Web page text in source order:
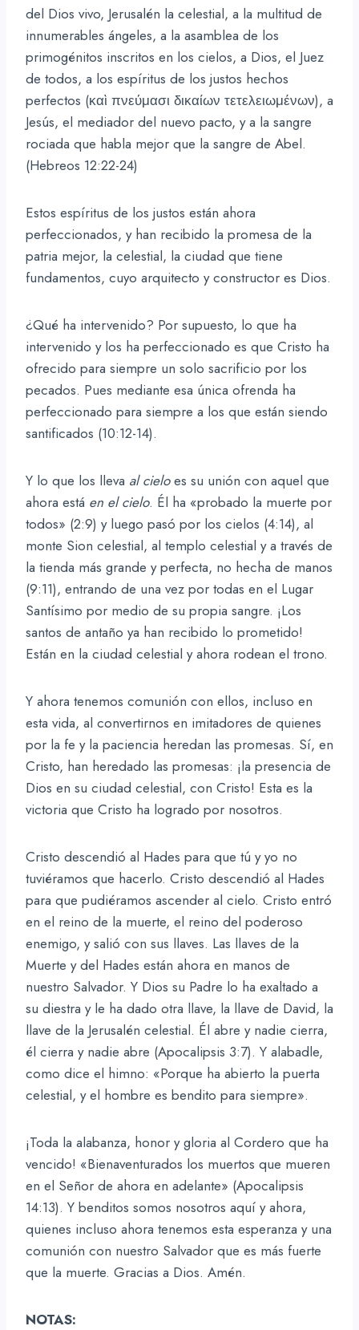
del Dios vivo, Jerusalén la celestial, a la multitud de
innumerables ángeles, a la asamblea de los
primogénitos inscritos en los cielos, a Dios, el Juez
de todos, a los espíritus de los justos hechos
perfectos (καὶ πνεύμασι δικαίων τετελειωμένων), a
Jesús, el mediador del nuevo pacto, y a la sangre
rociada que habla mejor que la sangre de Abel.
(Hebreos 12:22-24)
Estos espíritus de los justos están ahora
perfeccionados, y han recibido la promesa de la
patria mejor, la celestial, la ciudad que tiene
fundamentos, cuyo arquitecto y constructor es Dios.
¿Qué ha intervenido? Por supuesto, lo que ha
intervenido y los ha perfeccionado es que Cristo ha
ofrecido para siempre un solo sacrificio por los
pecados. Pues mediante esa única ofrenda ha
perfeccionado para siempre a los que están siendo
santificados (10:12-14).
Y lo que los lleva al cieloes su unión con aquel que
ahora está en el cielo. Él ha «probado la muerte por
todos» (2:9) y luego pasó por los cielos (4:14), al
monte Sion celestial, al templo celestial y a través de
la tienda más grande y perfecta, no hecha de manos
(9:11), entrando de una vez por todas en el Lugar
Santísimo por medio de su propia sangre. ¡Los
santos de antaño ya han recibido lo prometido!
Están en la ciudad celestial y ahora rodean el trono.
Y ahora tenemos comunión con ellos, incluso en
esta vida, al convertirnos en imitadores de quienes
por la fe y la paciencia heredan las promesas. Sí, en
Cristo, han heredado las promesas: ¡la presencia de
Dios en su ciudad celestial, con Cristo! Esta es la
victoria que Cristo ha logrado por nosotros.
Cristo descendió al Hades para que tú y yo no
tuviéramos que hacerlo. Cristo descendió al Hades
para que pudiéramos ascender al cielo. Cristo entró
en el reino de la muerte, el reino del poderoso
enemigo, y salió con sus llaves. Las llaves de la
Muerte y del Hades están ahora en manos de
nuestro Salvador. Y Dios su Padre lo ha exaltado a
su diestra y le ha dado otra llave, la llave de David, la
llave de la Jerusalén celestial. Él abre y nadie cierra,
él cierra y nadie abre (Apocalipsis 3:7). Y alabadle,
como dice el himno: «Porque ha abierto la puerta
celestial, y el hombre es bendito para siempre».
¡Toda la alabanza, honor y gloria al Cordero que ha
vencido! «Bienaventurados los muertos que mueren
en el Señor de ahora en adelante» (Apocalipsis
14:13). Y benditos somos nosotros aquí y ahora,
quienes incluso ahora tenemos esta esperanza y una
comunión con nuestro Salvador que es más fuerte
que la muerte. Gracias a Dios. Amén.
NOTAS: